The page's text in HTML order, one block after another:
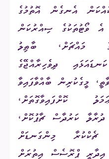
އެނގެން އޮތުމުގެ
އެ ވޯޓުތަކުގެ ސިއްރުކަން
މައްޗަށް، ބާޠިލު
ދިވެހިރާއްޖޭގެ
މީގެކުރިން ބާއްވާފައިވާ
ކޮށްފައިވާގޮތަށް،
ކަރުދާސް ޗާޕުކޮށް،
މިންގަނޑަށް
އިދާރީ ޕްރޮސެސް އިތުރަށް